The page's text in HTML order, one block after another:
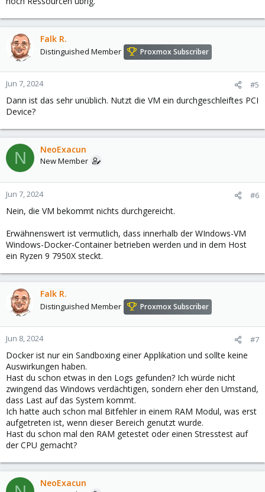
Falk R.
Distinguished Member Proxmox Subscriber
Jun 7, 2024 #5
Dann ist das sehr unüblich. Nutzt die VM ein durchgeschleiftes PCI
Device?
N NeoExacun
New Member
Jun 7, 2024 #6
Nein, die VM bekommt nichts durchgereicht.
Erwähnenswert ist vermutlich, dass innerhalb der WIndows-VM
Windows-Docker-Container betrieben werden und in dem Host
ein Ryzen 9 7950X steckt.
Falk R.
Distinguished Member Proxmox Subscriber
Jun 8, 2024 #7
Docker ist nur ein Sandboxing einer Applikation und sollte keine
Auswirkungen haben.
Hast du schon etwas in den Logs gefunden? Ich würde nicht
zwingend das Windows verdächtigen, sondern eher den Umstand,
dass Last auf das System kommt.
Ich hatte auch schon mal Bitfehler in einem RAM Modul, was erst
aufgetreten ist, wenn dieser Bereich genutzt wurde.
Hast du schon mal den RAM getestet oder einen Stresstest auf
der CPU gemacht?
NeoExacun